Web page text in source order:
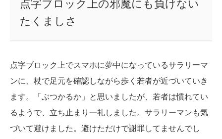
点字ブロック上の邪魔にも負けない
たくましさ
点字ブロック上でスマホに夢中になっているサラリーマ
ンに、杖で足元を確認しながら歩く若者が近づいていき
ます。「ぶつかるか」と思いましたが、若者は慣れてい
るようで、立ち止まり一礼しました。サラリーマンも気
づいて避けました。避けただけで謝罪してませんでし